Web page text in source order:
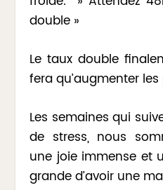
double »
Le taux double
fera qu’augmenter
Les semaines qui
de stress, nous
une joie immense et
grande d’avoir une